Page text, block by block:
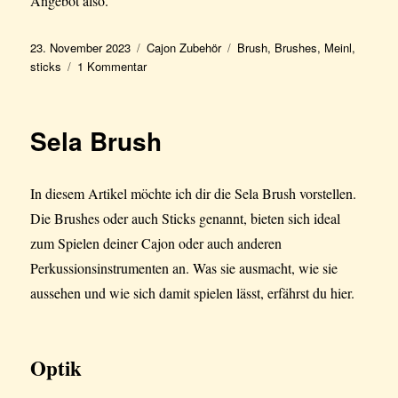
Veröffentlicht
am
23. November 2023 Kategorien
Cajon Zubehör Schlagwörter
Brush, Brushes, Meinl,
sticks
1 Kommentarzu
Sela Brush
In diesem Artikel möchte ich dir die Sela Brush vorstellen.
Die Brushes oder auch Sticks genannt, bieten sich ideal
zum Spielen deiner Cajon oder auch anderen
Perkussionsinstrumenten an. Was sie ausmacht, wie sie
aussehen und wie sich damit spielen lässt, erfährst du hier.
Optik